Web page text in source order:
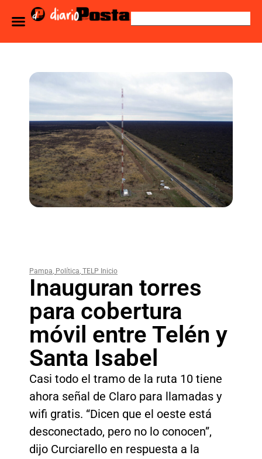
Pampa, Política, TELP Inicio
Inauguran torres
para cobertura
móvil entre Telén y
Santa Isabel
Casi todo el tramo de la ruta 10 tiene
ahora señal de Claro para llamadas y
wifi gratis. “Dicen que el oeste está
desconectado, pero no lo conocen”,
dijo Curciarello en respuesta a la